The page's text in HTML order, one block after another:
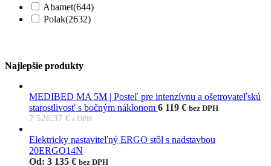
Abamet(644)
Polak(2632)
Najlepšie produkty
MEDIBED MA 5M | Posteľ pre intenzívnu a ošetrovateľskú
starostlivosť s bočným náklonom 6 119 € bez DPH
7 526,37 €
Elektricky nastaviteľný ERGO stôl s nadstavbou
20ERGO14N
Od: 3 135 € bez DPH